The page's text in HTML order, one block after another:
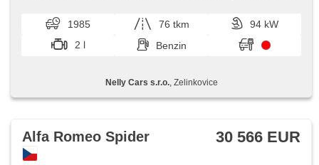
1985 76 tkm
94 kW
2 l
Benzin
Nelly Cars s.r.o., Zelinkovice
Alfa Romeo Spider 30 566 EUR